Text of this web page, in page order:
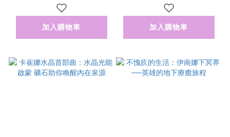
加入購物車 加入購物車